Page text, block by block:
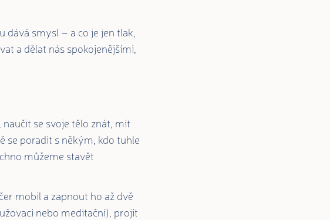
smysl – a co je jen tlak,
a dělat nás spokojenějšími,
se svoje tělo znát, mít
se poradit s někým, kdo tuhle
můžeme stavět
mobil a zapnout ho až dvě
nebo meditační), projít